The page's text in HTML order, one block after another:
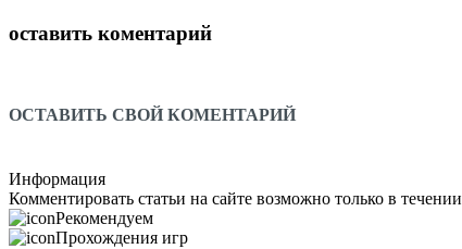
оставить коментарий
ОСТАВИТЬ СВОЙ КОМЕНТАРИЙ
Информация
Комментировать статьи на сайте возможно только в течении
Рекомендуем
Прохождения игр